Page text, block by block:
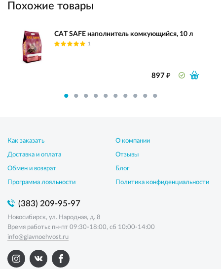
Похожие товары
CAT SAFE наполнитель комкующийся, 10 л
1
897₽
Как заказать
Доставка и оплата
Обмен и возврат
Программа лояльности
О компании
Отзывы
Блог
Политика конфиденциальности
(383) 209-95-97
Новосибирск, ул. Народная, д. 8
Время работы: пн-пт 09:30-18:00, сб 10:00-14:00
info@glavnoehvost.ru